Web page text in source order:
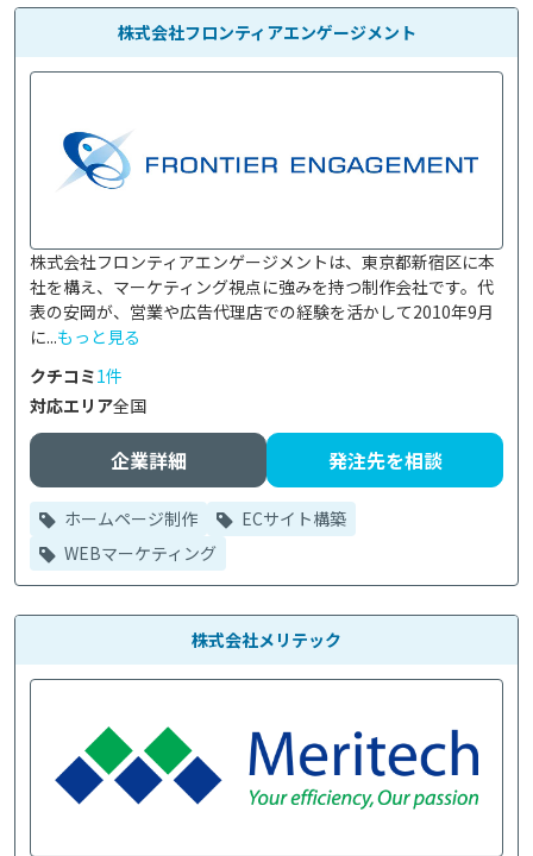
株式会社フロンティアエンゲージメント
株式会社フロンティアエンゲージメントは、東京都新宿区に本
社を構え、マーケティング視点に強みを持つ制作会社です。代
表の安岡が、営業や広告代理店での経験を活かして2010年9月
に...もっと見る
クチコミ1件
対応エリア全国
企業詳細 発注先を相談
ホームページ制作
ECサイト構築
WEBマーケティング
株式会社メリテック